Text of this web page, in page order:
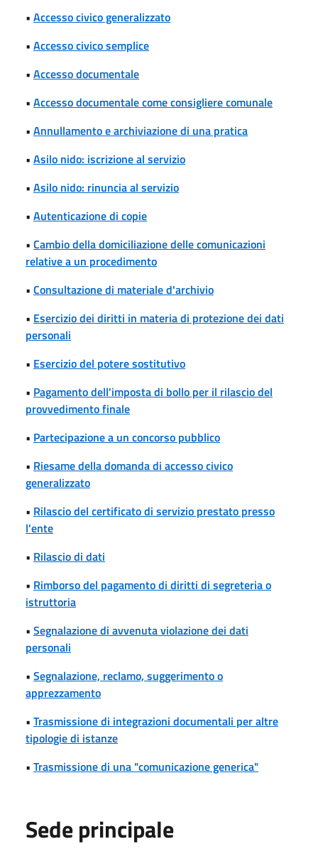
• Accesso civico generalizzato
• Accesso civico semplice
• Accesso documentale
• Accesso documentale come consigliere comunale
• Annullamento e archiviazione di una pratica
• Asilo nido: iscrizione al servizio
• Asilo nido: rinuncia al servizio
• Autenticazione di copie
• Cambio della domiciliazione delle comunicazioni
relative a un procedimento
• Consultazione di materiale d'archivio
• Esercizio dei diritti in materia di protezione dei dati
personali
• Esercizio del potere sostitutivo
• Pagamento dell'imposta di bollo per il rilascio del
provvedimento finale
• Partecipazione a un concorso pubblico
• Riesame della domanda di accesso civico
generalizzato
• Rilascio del certificato di servizio prestato presso
l'ente
• Rilascio di dati
• Rimborso del pagamento di diritti di segreteria o
istruttoria
• Segnalazione di avvenuta violazione dei dati
personali
• Segnalazione, reclamo, suggerimento o
apprezzamento
• Trasmissione di integrazioni documentali per altre
tipologie di istanze
• Trasmissione di una "comunicazione generica"
Sede principale